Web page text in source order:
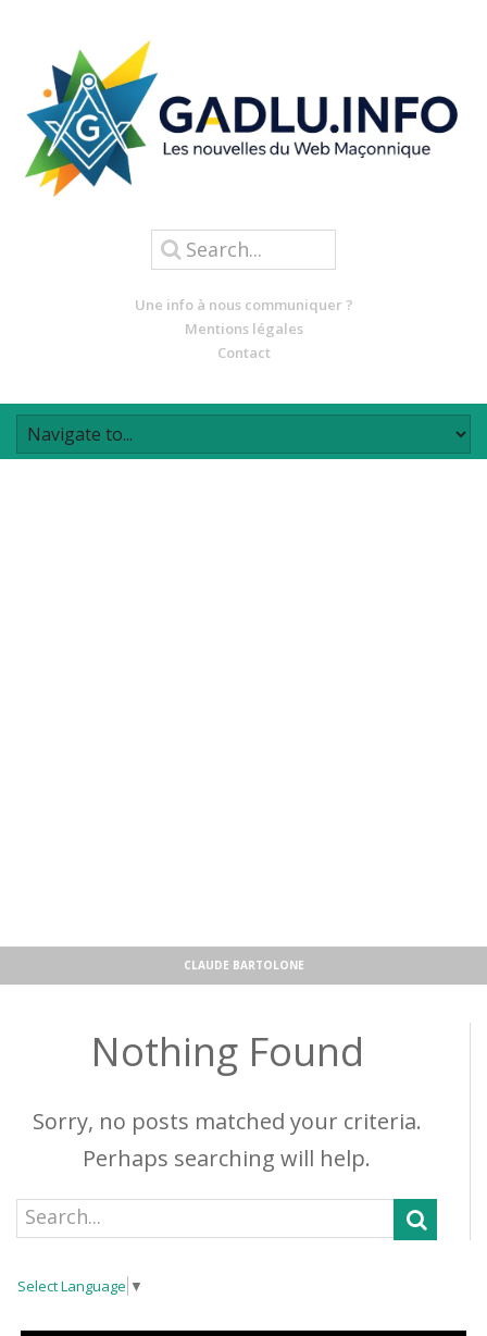
Une info à nous communiquer ?
Mentions légales
Contact
CLAUDE BARTOLONE
Nothing Found
Sorry, no posts matched your criteria.
Perhaps searching will help.
Select Language ▼